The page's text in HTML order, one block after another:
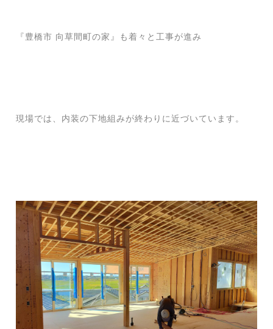
『豊橋市 向草間町の家』も着々と工事が進み
現場では、内装の下地組みが終わりに近づいています。